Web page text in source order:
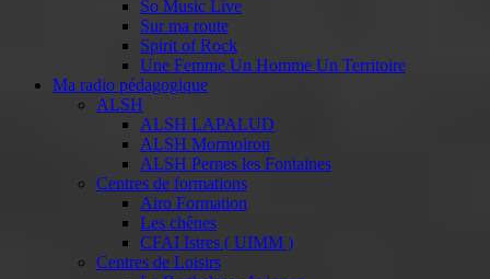
So Music Live
Sur ma route
Spirit of Rock
Une Femme Un Homme Un Territoire
Ma radio pédagogique
ALSH
ALSH LAPALUD
ALSH Mormoiron
ALSH Pernes les Fontaines
Centres de formations
Airo Formation
Les chênes
CFAI Istres ( UIMM )
Centres de Loisirs